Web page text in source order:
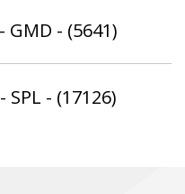
GMD - (5641)
SPL - (17126)